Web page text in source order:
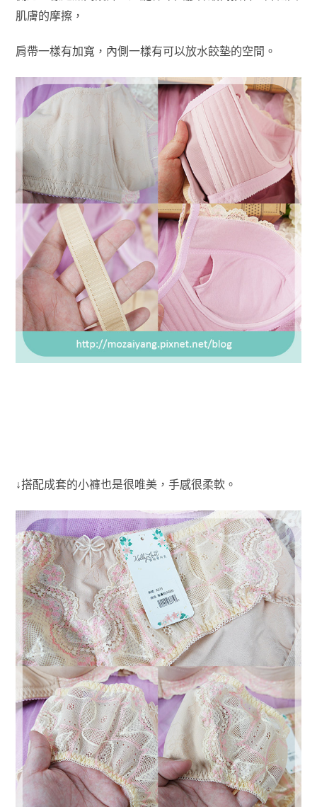
肌膚的摩擦，
肩帶一樣有加寬，內側一樣有可以放水餃墊的空間。
↓搭配成套的小褲也是很唯美，手感很柔軟。